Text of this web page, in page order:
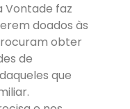
Vontade faz
doados às
obter
de
que